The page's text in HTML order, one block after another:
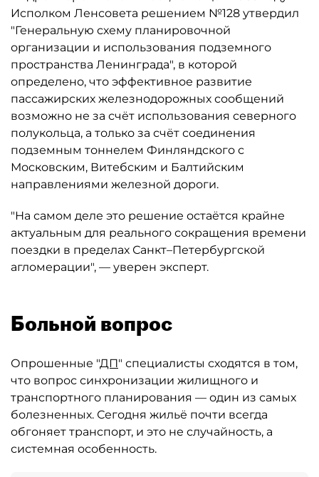
Исполком Ленсовета решением №128 утвердил
"Генеральную схему планировочной
организации и использования подземного
пространства Ленинграда", в которой
определено, что эффективное развитие
пассажирских железнодорожных сообщений
возможно не за счёт использования северного
полукольца, а только за счёт соединения
подземным тоннелем Финляндского с
Московским, Витебским и Балтийским
направлениями железной дороги.
"На самом деле это решение остаётся крайне
актуальным для реального сокращения времени
поездки в пределах Санкт–Петербургской
агломерации", — уверен эксперт.
Больной вопрос
Опрошенные "ДП" специалисты сходятся в том,
что вопрос синхронизации жилищного и
транспортного планирования — один из самых
болезненных. Сегодня жильё почти всегда
обгоняет транспорт, и это не случайность, а
системная особенность.